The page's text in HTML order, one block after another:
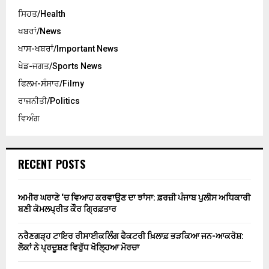
ਸਿਹਤ/Health
ਖਬਰਾਂ/News
ਖਾਸ-ਖਬਰਾਂ/Important News
ਖੇਡ-ਜਗਤ/Sports News
ਫਿਲਮ-ਸੰਸਾਰ/Filmy
ਰਾਜਨੀਤੀ/Politics
ਵਿਅੰਗ
RECENT POSTS
ਅਮੀਰ ਘਰਾਣੇ ‘ਚ ਵਿਆਹ ਕਰਵਾਉਣ ਦਾ ਝਾਂਸਾ: ਫ਼ਰਜ਼ੀ ਪੰਜਾਬ ਪੁਲੀਸ ਅਧਿਕਾਰੀ
ਬਣੀ ਕੋਮਲਪ੍ਰੀਤ ਕੌਰ ਗ੍ਰਿਫ਼ਤਾਰ
ਨਰੈਣਗੜ੍ਹ ਟਾਇਰ ਰੀਸਾਈਕਲਿੰਗ ਫੈਕਟਰੀ ਖ਼ਿਲਾਫ਼ ਭੜਕਿਆ ਜਨ-ਆਕਰੋਸ਼:
ਲੋਕਾਂ ਨੇ ਪ੍ਰਦੂਸ਼ਣ ਵਿਰੁੱਧ ਖੋਲ੍ਹਿਆ ਮੋਰਚਾ